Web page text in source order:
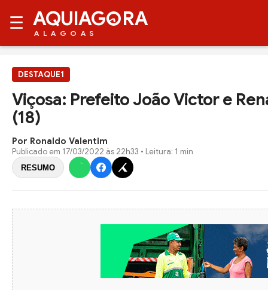
☰ AQUIAG RA
ALAGOAS
DESTAQUE1
Viçosa: Prefeito João Victor e
(18)
Por Ronaldo Valentim
Publicado em 17/03/2022 às 22h33 • Leitura: 1 min
RESUMO